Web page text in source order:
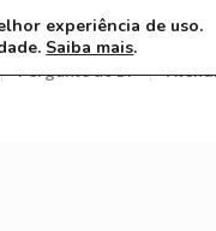
Pergunte ao Dr
experiência de uso.
Saiba mais.